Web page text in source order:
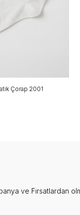
3'lü Patik Çorap
ve Fırsatlardan